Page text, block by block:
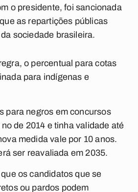
o presidente, foi sancionada
as repartições públicas
sociedade brasileira.
o percentual para cotas
para indígenas e
para negros em concursos
de 2014 e tinha validade até
medida vale por 10 anos.
ser reavaliada em 2035.
os candidatos que se
ou pardos podem